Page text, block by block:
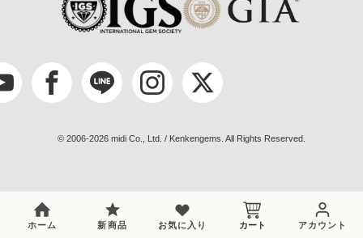
© 2006-2026 midi Co., Ltd. / Kenkengems. All Rights Reserved.
ホーム 新商品 お気に入り カート アカウント